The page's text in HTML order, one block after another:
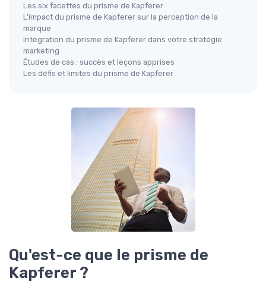
Les six facettes du prisme de Kapferer
L'impact du prisme de Kapferer sur la perception de la
marque
Intégration du prisme de Kapferer dans votre stratégie
marketing
Études de cas : succès et leçons apprises
Les défis et limites du prisme de Kapferer
Qu'est-ce que le prisme de
Kapferer ?